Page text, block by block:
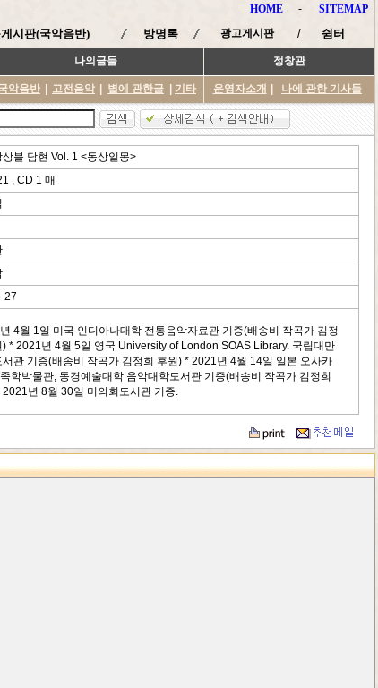
HOME - SITEMAP
시판(국악음반) 방명록 광고게시판 / 쉼터
나의글들 정창관
악음반 고전음악 별에 관한글 기타 운영자소개 나에 관한 기사들
상블 담현 Vol. 1 <동상일몽>
, CD 1 매
27
4월 1일 미국 인디아나대학 전통음악자료관 기증(배송비 작곡가 김정
) * 2021년 4월 5일 영국 University of London SOAS Library. 국립대만
서관 기증(배송비 작곡가 김정희 후원) * 2021년 4월 14일 일본 오사카
학박물관, 동경예술대학 음악대학도서관 기증(배송비 작곡가 김정희
2021년 8월 30일 미의회도서관 기증.